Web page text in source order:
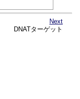
Next
DNATターゲット